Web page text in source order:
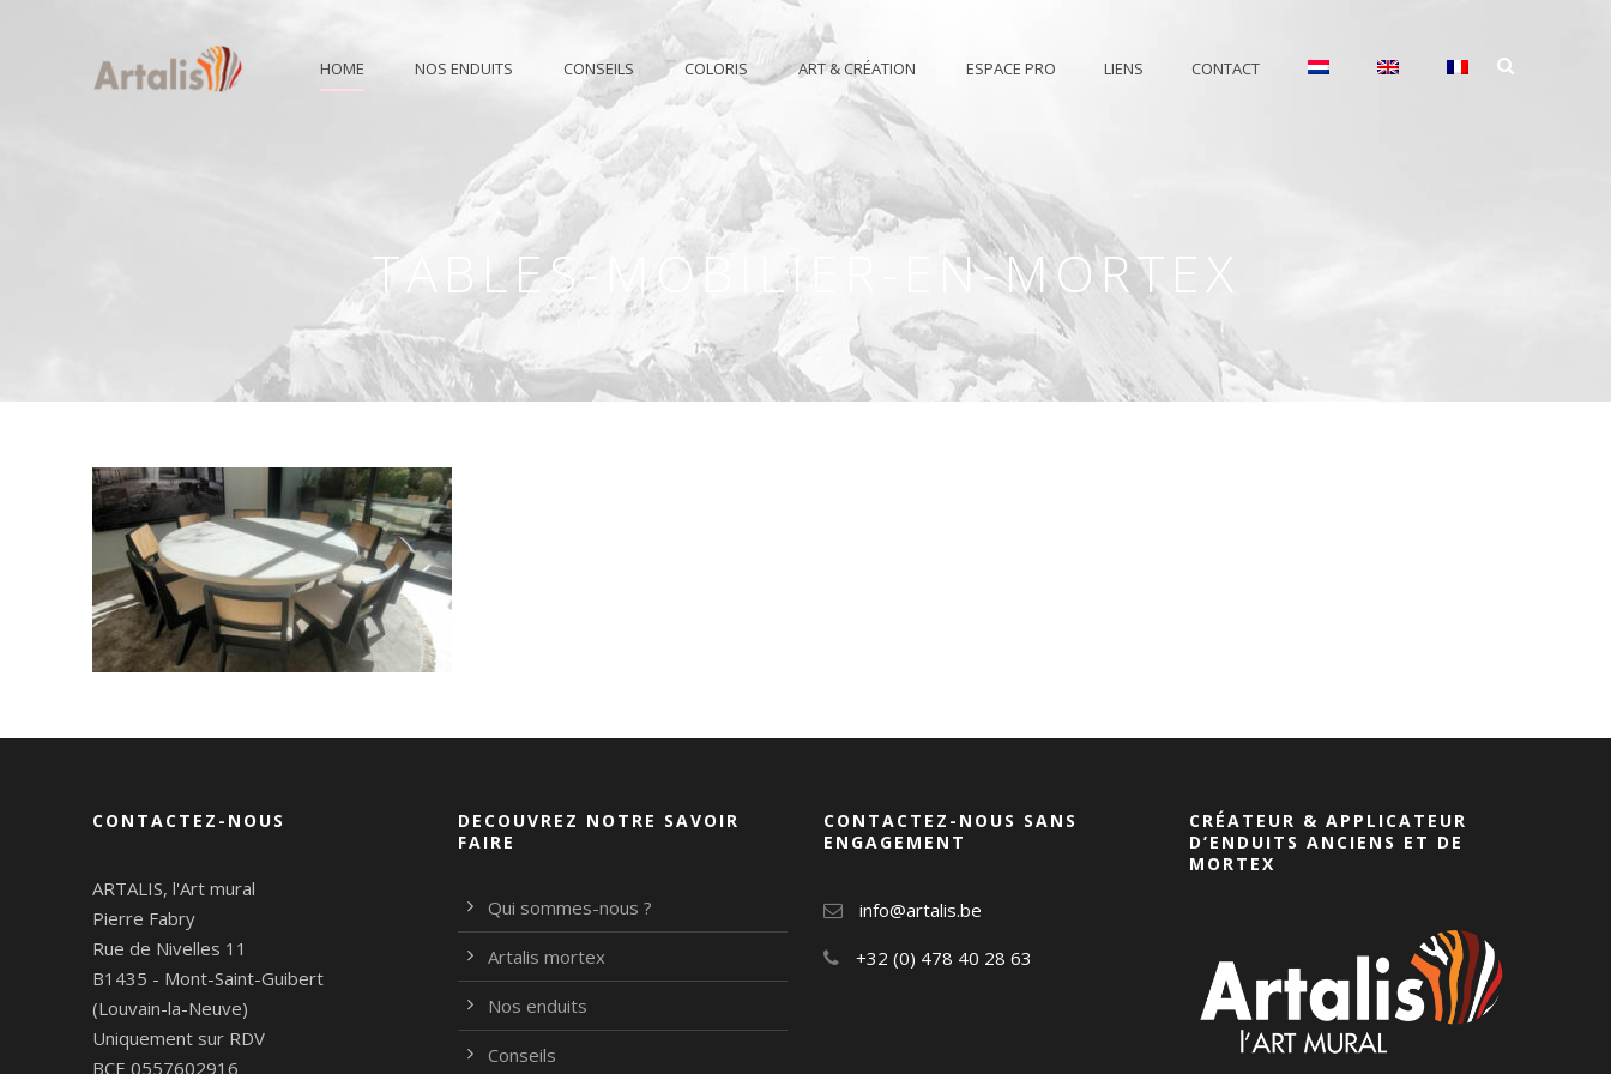
HOME NOS ENDUITS CONSEILS COLORIS ART & CRÉATION ESPACE PRO LIENS CONTACT
TABLES-MOBILIER-EN-MORTEX
CONTACTEZ-NOUS
ARTALIS, l'Art mural
Pierre Fabry
Rue de Nivelles 11
B1435 - Mont-Saint-Guibert
(Louvain-la-Neuve)
Uniquement sur RDV
BCE 0557602916
DECOUVREZ NOTRE SAVOIR
FAIRE
Qui sommes-nous ?
Artalis mortex
Nos enduits
Conseils
CONTACTEZ-NOUS SANS
ENGAGEMENT
info@artalis.be
+32 (0) 478 40 28 63
CRÉATEUR & APPLICATEUR
D’ENDUITS ANCIENS ET DE
MORTEX